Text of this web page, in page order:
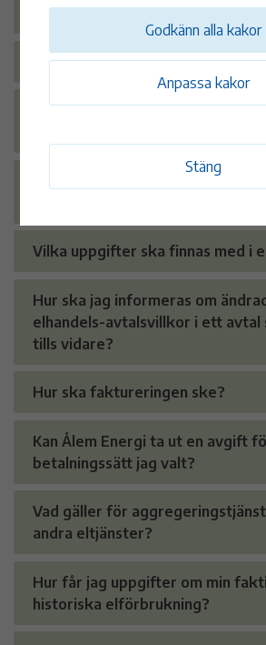
Hur går jag tillväga för
Kan jag byta elleverantör
Vad innebär elleverantörens
Vilken information har jag rätt att
Vilka uppgifter ska finnas med i
Hur ska jag informeras om
elhandels-avtalsvillkor i ett avtal
tills vidare?
Hur ska faktureringen ske?
Kan Ålem Energi ta ut en avgift
betalningssätt jag valt?
Vad gäller för
andra eltjänster?
Hur får jag uppgifter om min
historiska elförbrukning?
Anpassa kakor
Stäng
Godkänn alla kakor